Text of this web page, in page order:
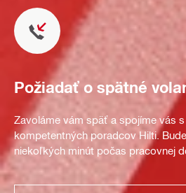
Požiadať o spätné
Zavoláme vám späť a spojíme vás
kompetentných poradcov Hilti.
niekoľkých minút počas pracovnej